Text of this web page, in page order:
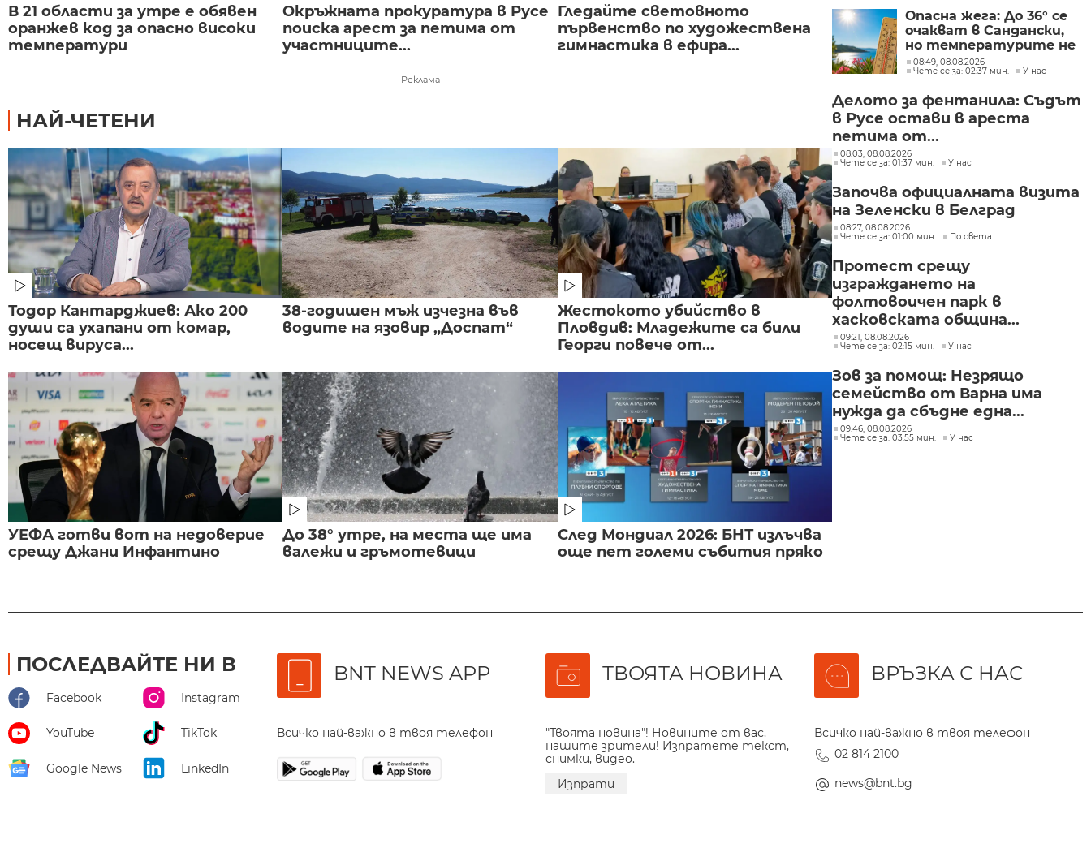
В 21 области за утре е обявен
оранжев код за опасно високи
температури
Окръжната прокуратура в Русе
поиска арест за петима от
участниците...
Гледайте световното
първенство по художествена
гимнастика в ефира...
Реклама
НАЙ-ЧЕТЕНИ
Тодор Кантарджиев: Ако 200
души са ухапани от комар,
носещ вируса...
38-годишен мъж изчезна във
водите на язовир „Доспат“
Жестокото убийство в
Пловдив: Младежите са били
Георги повече от...
УЕФА готви вот на недоверие
срещу Джани Инфантино
До 38° утре, на места ще има
валежи и гръмотевици
След Мондиал 2026: БНТ излъчва
още пет големи събития пряко
Опасна жега: До 36° се
очакват в Сандански,
но температурите не
са рекордни
08:49, 08.08.2026
Чете се за: 02:37 мин.
У нас
Делото за фентанила: Съдът
в Русе остави в ареста
петима от...
08:03, 08.08.2026
Чете се за: 01:37 мин.
У нас
Започва официалната визита
на Зеленски в Белград
08:27, 08.08.2026
Чете се за: 01:00 мин.
По света
Протест срещу
изграждането на
фолтовоичен парк в
хасковската община...
09:21, 08.08.2026
Чете се за: 02:15 мин.
У нас
Зов за помощ: Незрящо
семейство от Варна има
нужда да сбъдне една...
09:46, 08.08.2026
Чете се за: 03:55 мин.
У нас
ПОСЛЕДВАЙТЕ НИ В
Facebook Instagram
YouTube TikTok
Google News LinkedIn
BNT NEWS APP
Всичко най-важно в твоя телефон
ТВОЯТА НОВИНА
"Твоята новина"! Новините от вас,
нашите зрители! Изпратете текст,
снимки, видео.
Изпрати
ВРЪЗКА С НАС
Всичко най-важно в твоя телефон
02 814 2100
news@bnt.bg